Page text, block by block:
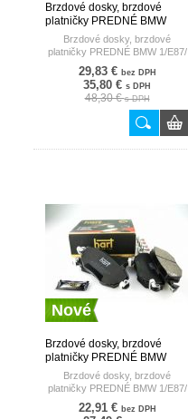
Brzdové dosky, brzdové
platničky PREDNÉ BMW
1/E87/ 120D 04- BOSCH
Brzdové dosky, brzdové
platničky PREDNÉ BMW 1/E87/
120D 04-
29,83 € bez DPH
35,80 € s DPH
48,30 €s DPH
Nové
Brzdové dosky, brzdové
platničky PREDNÉ BMW
1/E87/ 120D 04- HART
Brzdové dosky, brzdové
platničky PREDNÉ BMW 1/E87/
120D 04-
22,91 € bez DPH